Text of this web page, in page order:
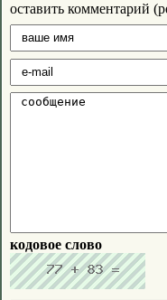
оставить комментарий
кодовое слово